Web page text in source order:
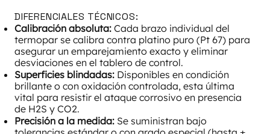
DIFERENCIALES TÉCNICOS:
Calibración absoluta: Cada brazo individual del
termopar se calibra contra platino puro (Pt 67) para
asegurar un emparejamiento exacto y eliminar
desviaciones en el tablero de control.
Superficies blindadas: Disponibles en condición
brillante o con oxidación controlada, esta última
vital para resistir el ataque corrosivo en presencia
de H2S y CO2.
Precisión a la medida: Se suministran bajo